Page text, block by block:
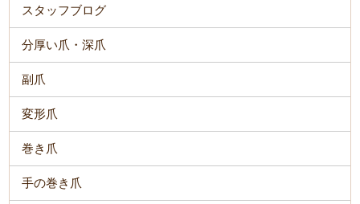
スタッフブログ
分厚い爪・深爪
副爪
変形爪
巻き爪
手の巻き爪